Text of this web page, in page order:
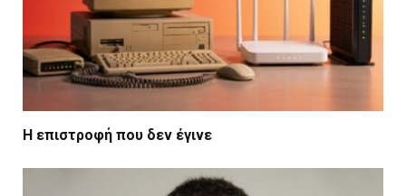
Η επιστροφή που δεν έγινε